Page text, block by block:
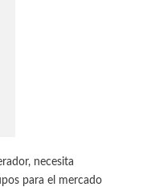
necesita
para el mercado